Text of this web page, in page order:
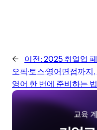
← 이전: 2025 취얼업
오픽·토스·영어면접까지
영어 한 번에 준비하는 법